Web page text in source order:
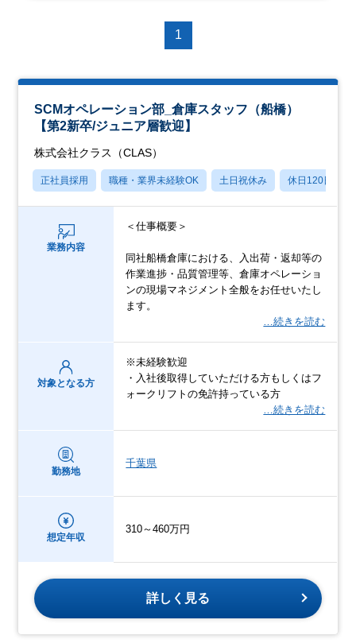
1
SCMオペレーション部_倉庫スタッフ（船橋）
【第2新卒/ジュニア層歓迎】
株式会社クラス（CLAS）
正社員採用 職種・業界未経験OK 土日祝休み 休日120日以上
業務内容
＜仕事概要＞
同社船橋倉庫における、入出荷・返却等の
作業進捗・品質管理等、倉庫オペレーショ
ンの現場マネジメント全般をお任せいたし
ます。
…続きを読む
対象となる方
※未経験歓迎
・入社後取得していただける方もしくはフ
ォークリフトの免許持っている方
…続きを読む
勤務地
千葉県
想定年収
310～460万円
詳しく見る